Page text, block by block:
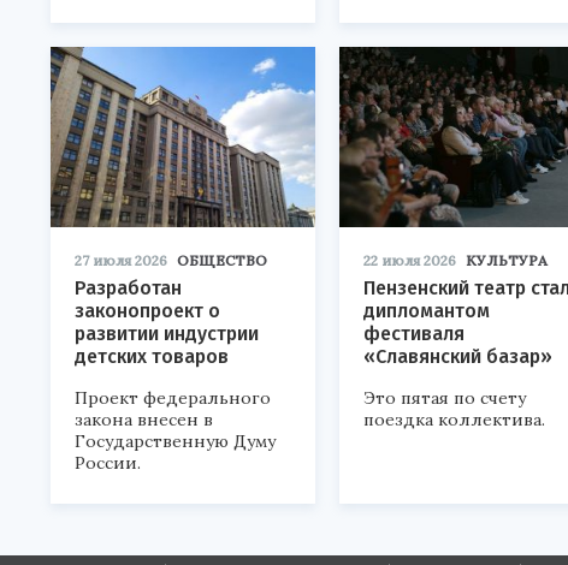
27 июля 2026 ОБЩЕСТВО
Разработан
законопроект о
развитии индустрии
детских товаров
Проект федерального
закона внесен в
Государственную Думу
России.
22 июля 2026 КУЛЬТУРА
Пензенский театр
дипломантом
фестиваля
«Славянский базар»
Это пятая по счету
поездка коллектива.